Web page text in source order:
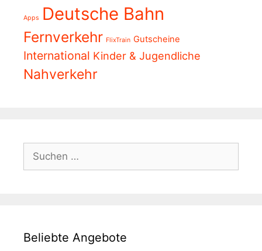
Apps Deutsche Bahn
Fernverkehr FlixTrain Gutscheine
International Kinder & Jugendliche
Nahverkehr
Suchen
nach:
Beliebte Angebote